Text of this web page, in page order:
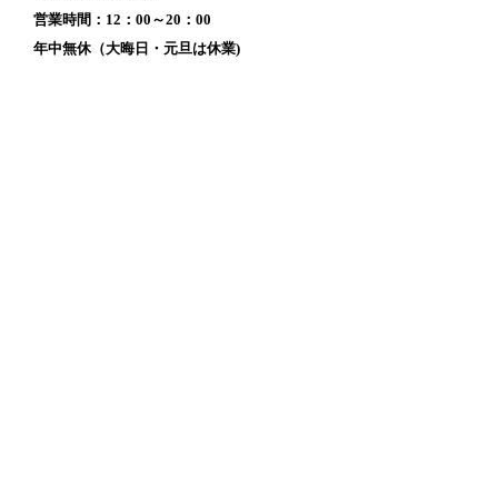
営業時間：12：00～20：00
年中無休（大晦日・元旦は休業)